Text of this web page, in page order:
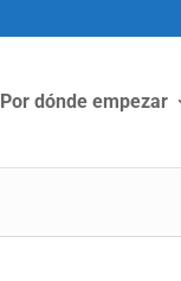
Por dónde empezar